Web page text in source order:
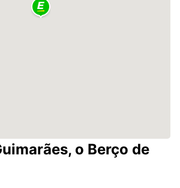
o Berço de